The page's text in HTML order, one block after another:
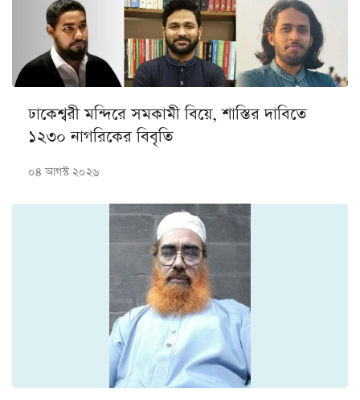
ঢাকেশ্বরী মন্দিরে সমকামী বিয়ে, শাস্তির দাবিতে
১২৩০ নাগরিকের বিবৃতি
০৪ আগস্ট ২০২৬